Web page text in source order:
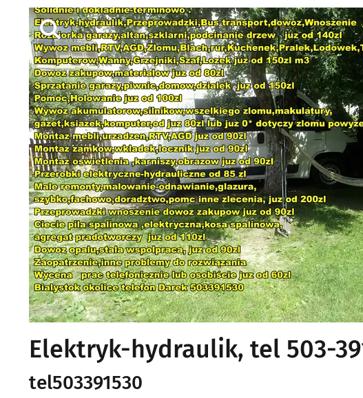
Elektryk-hydraulik, tel 503-
tel503391530